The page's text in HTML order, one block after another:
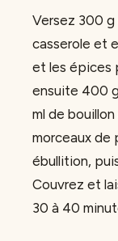
Versez 300 g
casserole et
et les épices
ensuite 400
ml de
morceaux de
ébullition,
Couvrez et
30 à 40